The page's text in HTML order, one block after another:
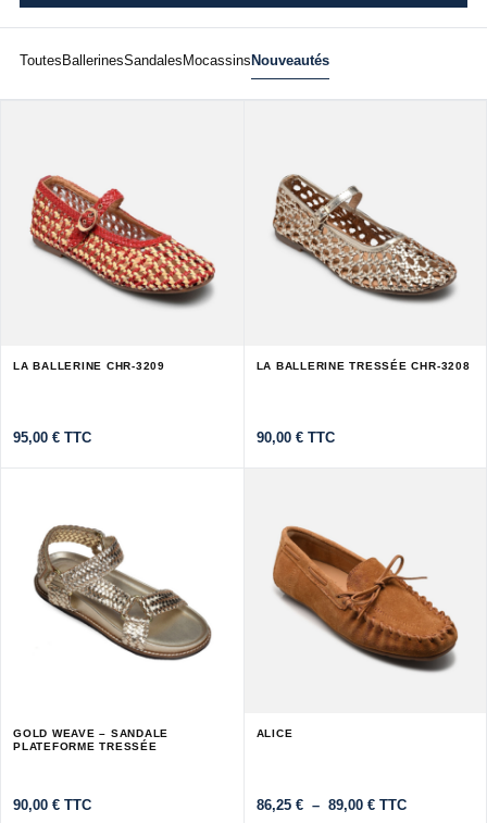
Toutes BallerinesSandales Mocassins Nouveautés
LA BALLERINE CHR-3209
95,00 € TTC
LA BALLERINE TRESSÉE CHR-3208
90,00 € TTC
GOLD WEAVE – SANDALE
PLATEFORME TRESSÉE
90,00 € TTC
ALICE
86,25 € – 89,00 €Plage
TTC